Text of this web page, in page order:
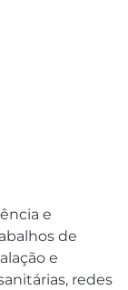
e
de
e
redes